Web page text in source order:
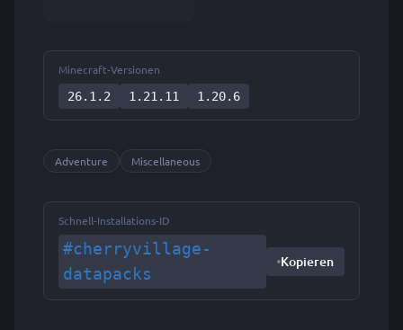
Minecraft-Versionen
26.1.2
1.21.11 1.20.6
Adventure Miscellaneous
Schnell-Installations-ID
#cherryvillage-
datapacks
Kopieren